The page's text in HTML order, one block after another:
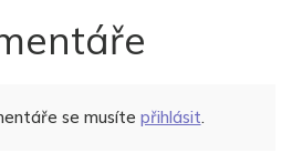
se musíte přihlásit.